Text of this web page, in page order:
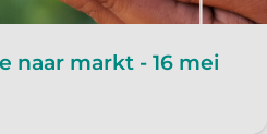
naar markt - 16 mei